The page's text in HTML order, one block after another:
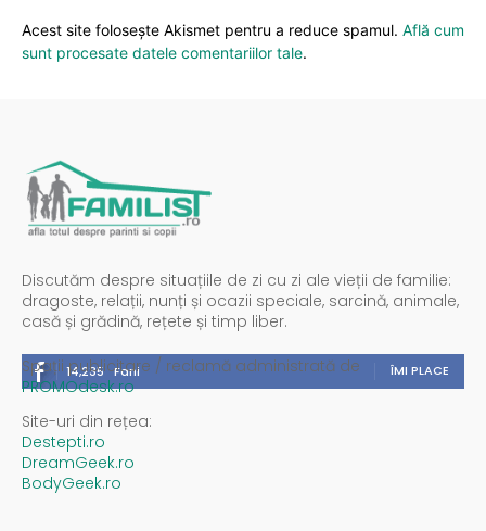
Acest site folosește Akismet pentru a reduce spamul. Află cum
sunt procesate datele comentariilor tale.
Discutăm despre situațiile de zi cu zi ale vieții de familie:
dragoste, relații, nunți și ocazii speciale, sarcină, animale,
casă și grădină, rețete și timp liber.
14,235 Fani ÎMI PLACE
Spații publicitare / reclamă administrată de
PROMOdesk.ro
Site-uri din rețea:
Destepti.ro
DreamGeek.ro
BodyGeek.ro